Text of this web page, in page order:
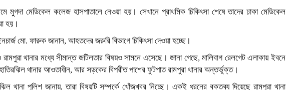
মেডিকেল কলেজ হাসপাতালে নেওয়া হয়। সেখানে প্রাথমিক চিকিৎসা শেষে তাদের ঢাকা মেডিকেল
হয়।
মো. ফারুক জানান, আহতদের জরুরি বিভাগে চিকিৎসা দেওয়া হচ্ছে।
রামপুরা থানার মধ্যে সীমান্ত জটিলতার বিষয়ও সামনে এসেছে। জানা গেছে, মালিবাগ রেলগেট এলাকায় ইবনে
থানার আওতাধীন, আর সড়কের বিপরীত পাশের ফুটপাত রামপুরা থানার অন্তর্ভুক্ত।
থানা পুলিশ জানায়, তারা বিষয়টি সম্পর্কে খোঁজখবর নিচ্ছে। একই ধরনের বক্তব্য দিয়েছে রামপুরা থানা